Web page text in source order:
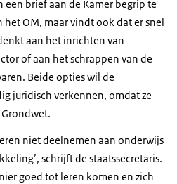
een brief aan de Kamer begrip te
OM, maar vindt ook dat er snel
aan het inrichten van
of aan het schrappen van de
Beide opties wil de
juridisch verkennen, omdat ze
niet deelnemen aan onderwijs
schrijft de staatssecretaris.
goed tot leren komen en zich